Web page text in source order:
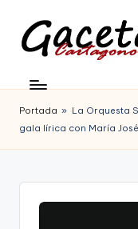
Saltar
contenido
c
e
t
Gaceta
Cartagonova,
La
que
Portada » La Orquesta
gala lírica con María